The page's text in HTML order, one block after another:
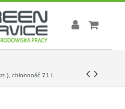
chłonność 71 l.